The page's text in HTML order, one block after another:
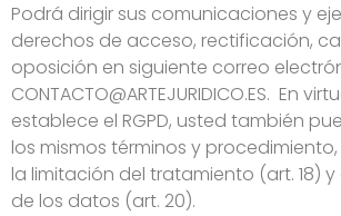
Podrá dirigir sus comunicaciones y
derechos de acceso, rectificación,
oposición en siguiente correo
CONTACTO@ARTEJURIDICO.ES. En
establece el RGPD, usted también
los mismos términos y
la limitación del tratamiento (art. 18)
de los datos (art. 20).